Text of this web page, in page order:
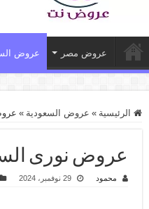
عروض مصر عروض
الرئيسية » عروض السعودية » عروض
عروض نورى السعودية اليوم 29 نوفمبر
محمود 29 نوفمبر، 2024